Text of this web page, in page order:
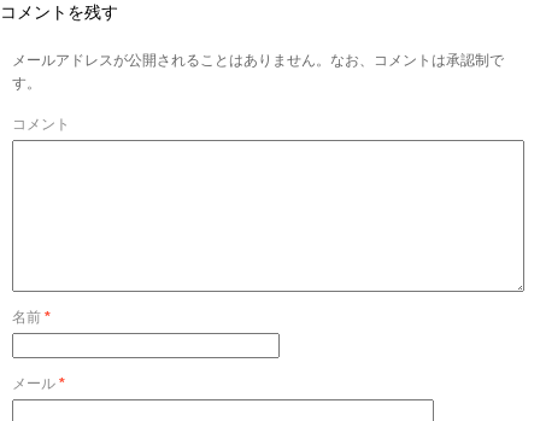
コメントを残す
メールアドレスが公開されることはありません。なお、コメントは承認制で
す。
コメント
名前 *
メール *